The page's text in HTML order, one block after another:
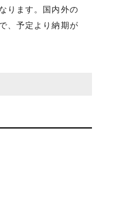
ります。国内外の
、予定より納期が